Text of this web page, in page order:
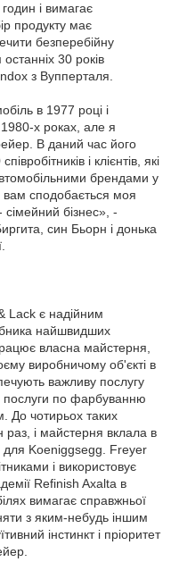
і вимагає
продукту має
безперебійну
останніх 30 років
з Вупперталя.
в 1977 році і
х роках, але я
В даний час його
і клієнтів, які
брендами у
сподобається моя
бізнес», -
син Бьорн і донька
Lack є надійним
найшвидших
власна майстерня,
виробничому об'єкті в
важливу послугу
послуги по фарбуванню
До чотирьох таких
раз, і майстерня вклала в
Koeniggsegg. Freyer
і використовує
Refinish Axalta в
вимагає справжньої
з яким-небудь іншим
інстинкт і пріоритет